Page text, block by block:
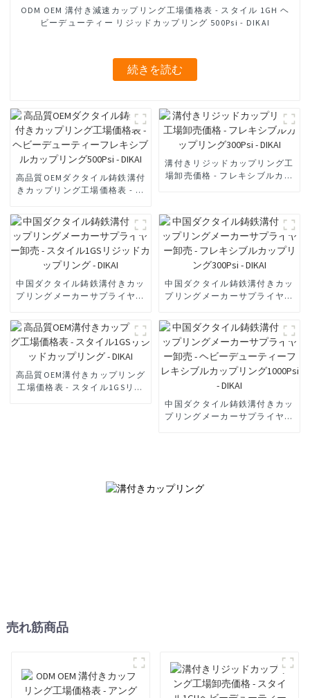
ODM OEM 溝付き減速カップリング工場価格表 - スタイル 1GH ヘ
ビーデューティー リジッドカップリング 500Psi - DIKAI
続きを読む
高品質OEMダクタイル鋳鉄溝付
きカップリング工場価格表 - ヘ
カップリング500Psi - DIKAI
溝付きリジッドカップリング工
場卸売価格 - フレキシブルカッ
中国ダクタイル鋳鉄溝付きカッ
プリングメーカーサプライヤー
ップリング - DIKAI
中国ダクタイル鋳鉄溝付きカッ
プリングメーカーサプライヤー
グ300Psi - DIKAI
高品質OEM溝付きカップリング
工場価格表 - スタイル1GSリジ
中国ダクタイル鋳鉄溝付きカッ
プリングメーカーサプライヤー
売れ筋商品